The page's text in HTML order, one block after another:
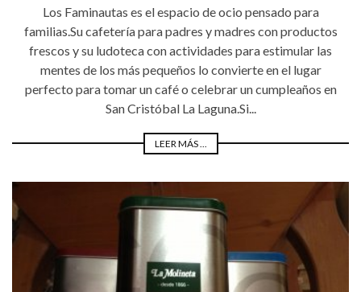
Los Faminautas es el espacio de ocio pensado para
familias.Su cafetería para padres y madres con productos
frescos y su ludoteca con actividades para estimular las
mentes de los más pequeños lo convierte en el lugar
perfecto para tomar un café o celebrar un cumpleaños en
San Cristóbal La Laguna.Si...
LEER MÁS ...